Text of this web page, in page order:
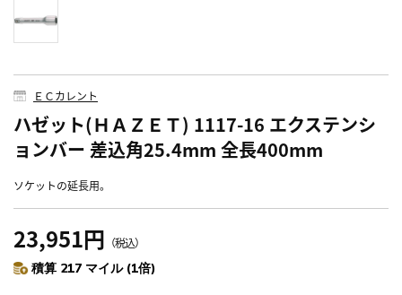
ＥＣカレント
ハゼット(ＨＡＺＥＴ) 1117-16 エクステンシ
ョンバー 差込角25.4mm 全長400mm
ソケットの延長用。
23,951円 （税込）
積算 217 マイル (1倍)